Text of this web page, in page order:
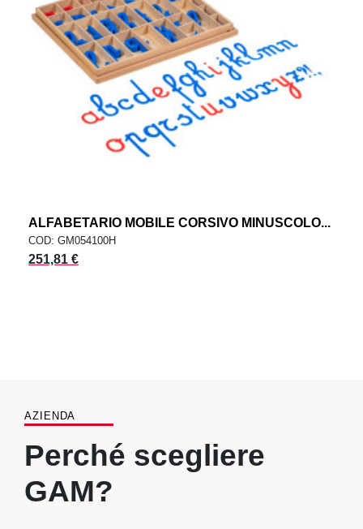
ALFABETARIO MOBILE CORSIVO MINUSCOLO...
COD: GM054100H
251,81 €
AZIENDA
Perché scegliere
GAM?